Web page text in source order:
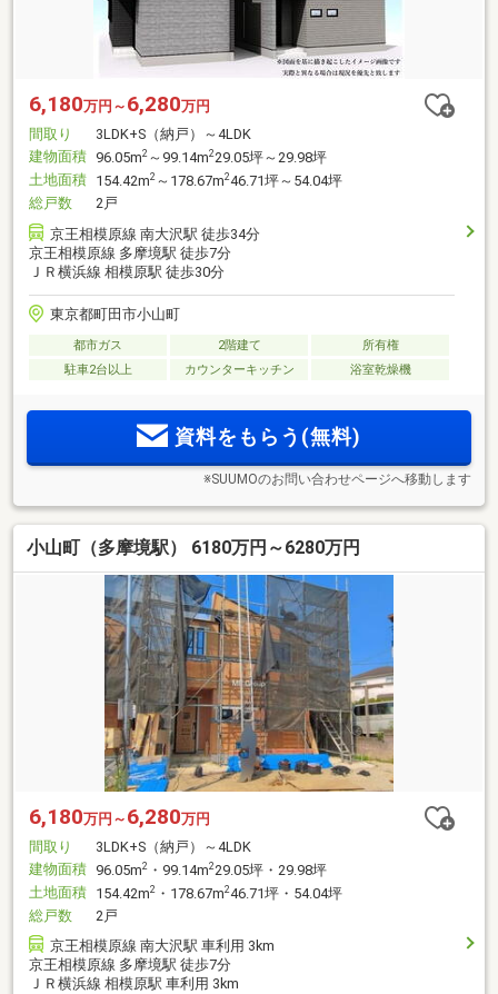
6,180万円～ 6,280万円
間取り
3LDK+S（納戸）～4LDK
建物面積 96.05m2 ～99.14m229.05坪～29.98坪
土地面積 154.42m2 ～178.67m246.71坪～54.04坪
総戸数
2戸
京王相模原線 南大沢駅 徒歩34分
京王相模原線 多摩境駅 徒歩7分
ＪＲ横浜線 相模原駅 徒歩30分
東京都町田市小山町
都市ガス 2階建て
所有権
駐車2台以上
カウンターキッチン 浴室乾燥機
資料をもらう(無料)
※SUUMOのお問い合わせページへ移動します
小山町（多摩境駅） 6180万円～6280万円
6,180万円～ 6,280万円
間取り
3LDK+S（納戸）～4LDK
建物面積 96.05m2 ・99.14m2 29.05坪・29.98坪
土地面積 154.42m2 ・178.67m246.71坪・54.04坪
総戸数
2戸
京王相模原線 南大沢駅 車利用 3km
京王相模原線 多摩境駅 徒歩7分
ＪＲ横浜線 相模原駅 車利用 3km